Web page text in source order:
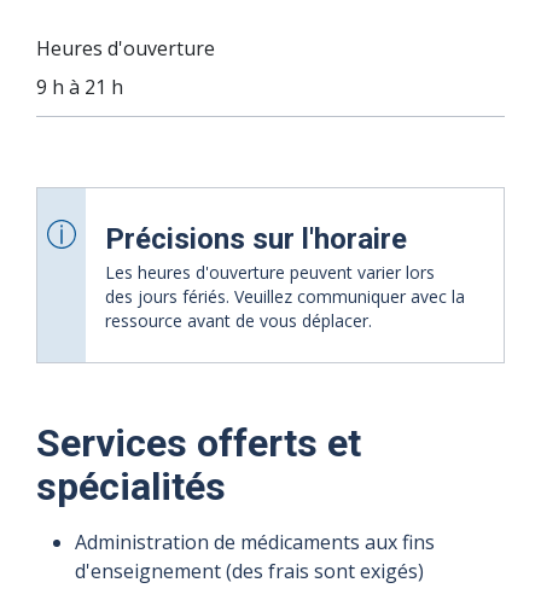
Heures d'ouverture
9 h à 21 h
Précisions sur l'horaire
Les heures d'ouverture peuvent varier lors
des jours fériés. Veuillez communiquer avec la
ressource avant de vous déplacer.
11 août
2026
Heures
12 août
2026
Heures
13 août
2026
Heures
14 août
2026
Heures
15 août
2026
Heures
16 août
2026
Heures
Services offerts et
spécialités
Administration de médicaments aux fins
d'enseignement (des frais sont exigés)